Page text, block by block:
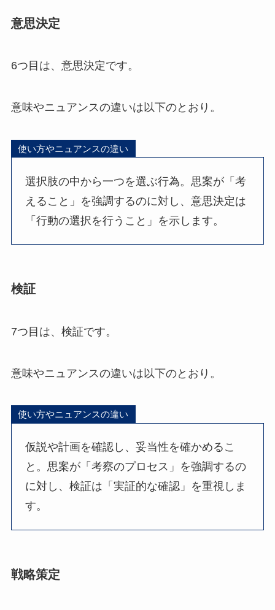
意思決定
6つ目は、意思決定です。
意味やニュアンスの違いは以下のとおり。
使い方やニュアンスの違い
選択肢の中から一つを選ぶ行為。思案が「考
えること」を強調するのに対し、意思決定は
「行動の選択を行うこと」を示します。
検証
7つ目は、検証です。
意味やニュアンスの違いは以下のとおり。
使い方やニュアンスの違い
仮説や計画を確認し、妥当性を確かめるこ
と。思案が「考察のプロセス」を強調するの
に対し、検証は「実証的な確認」を重視しま
す。
戦略策定